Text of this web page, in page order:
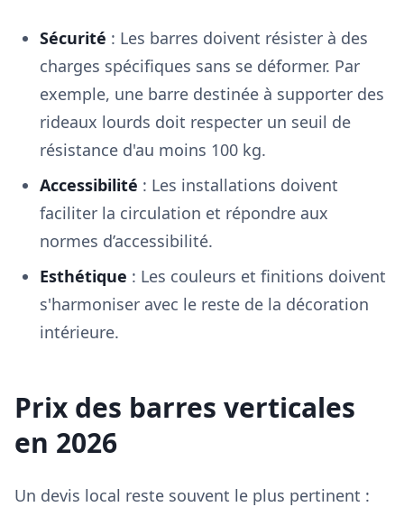
Sécurité : Les barres doivent résister à des
charges spécifiques sans se déformer. Par
exemple, une barre destinée à supporter des
rideaux lourds doit respecter un seuil de
résistance d'au moins 100 kg.
Accessibilité : Les installations doivent
faciliter la circulation et répondre aux
normes d’accessibilité.
Esthétique : Les couleurs et finitions doivent
s'harmoniser avec le reste de la décoration
intérieure.
Prix des barres verticales
en 2026
Un devis local reste souvent le plus pertinent :